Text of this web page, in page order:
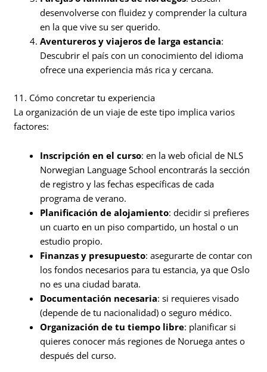
desenvolverse con fluidez y comprender la cultura
en la que vive su ser querido.
Aventureros y viajeros de larga estancia:
Descubrir el país con un conocimiento del idioma
ofrece una experiencia más rica y cercana.
11. Cómo concretar tu experiencia
La organización de un viaje de este tipo implica varios
factores:
Inscripción en el curso: en la web oficial de NLS
Norwegian Language School encontrarás la sección
de registro y las fechas específicas de cada
programa de verano.
Planificación de alojamiento: decidir si prefieres
un cuarto en un piso compartido, un hostal o un
estudio propio.
Finanzas y presupuesto: asegurarte de contar con
los fondos necesarios para tu estancia, ya que Oslo
no es una ciudad barata.
Documentación necesaria: si requieres visado
(depende de tu nacionalidad) o seguro médico.
Organización de tu tiempo libre: planificar si
quieres conocer más regiones de Noruega antes o
después del curso.